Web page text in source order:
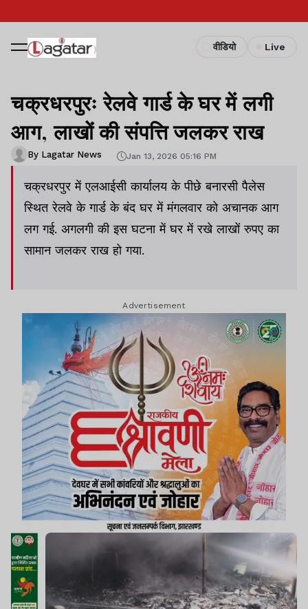
वीडियो Live
चक्रधरपुरः रेलवे गार्ड के घर में लगी
आग, लाखों की संपत्ति जलकर राख
By Lagatar News Jan 13, 2026 05:16 PM
चक्रधरपुर में एलआईसी कार्यालय के पीछे बनारसी पैलेस
स्थित रेलवे के गार्ड के बंद घर में मंगलवार को अचानक आग
लग गई. अगलगी की इस घटना में घर में रखे लाखों रुपए का
सामान जलकर राख हो गया.
Advertisement